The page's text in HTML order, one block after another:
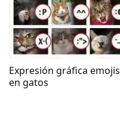
Expresión gráfica emojis
en gatos